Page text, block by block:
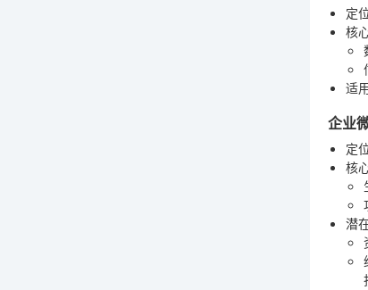
定
核
适
企业
定
核
潜